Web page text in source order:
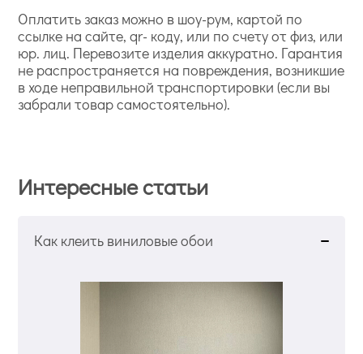
Оплатить заказ можно в шоу-рум, картой по
ссылке на сайте, qr- коду, или по счету от физ, или
юр. лиц. Перевозите изделия аккуратно. Гарантия
не распространяется на повреждения, возникшие
в ходе неправильной транспортировки (если вы
забрали товар самостоятельно).
Интересные статьи
Как клеить виниловые обои